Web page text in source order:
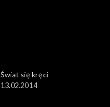
Świat się kręci
13.02.2014